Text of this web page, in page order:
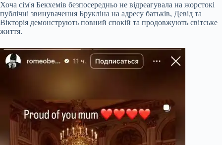
Хоча сім'я Бекхемів безпосередньо не відреагувала на жорстокі
публічні звинувачення Брукліна на адресу батьків, Девід та
Вікторія демонструють повний спокій та продовжують світське
життя.